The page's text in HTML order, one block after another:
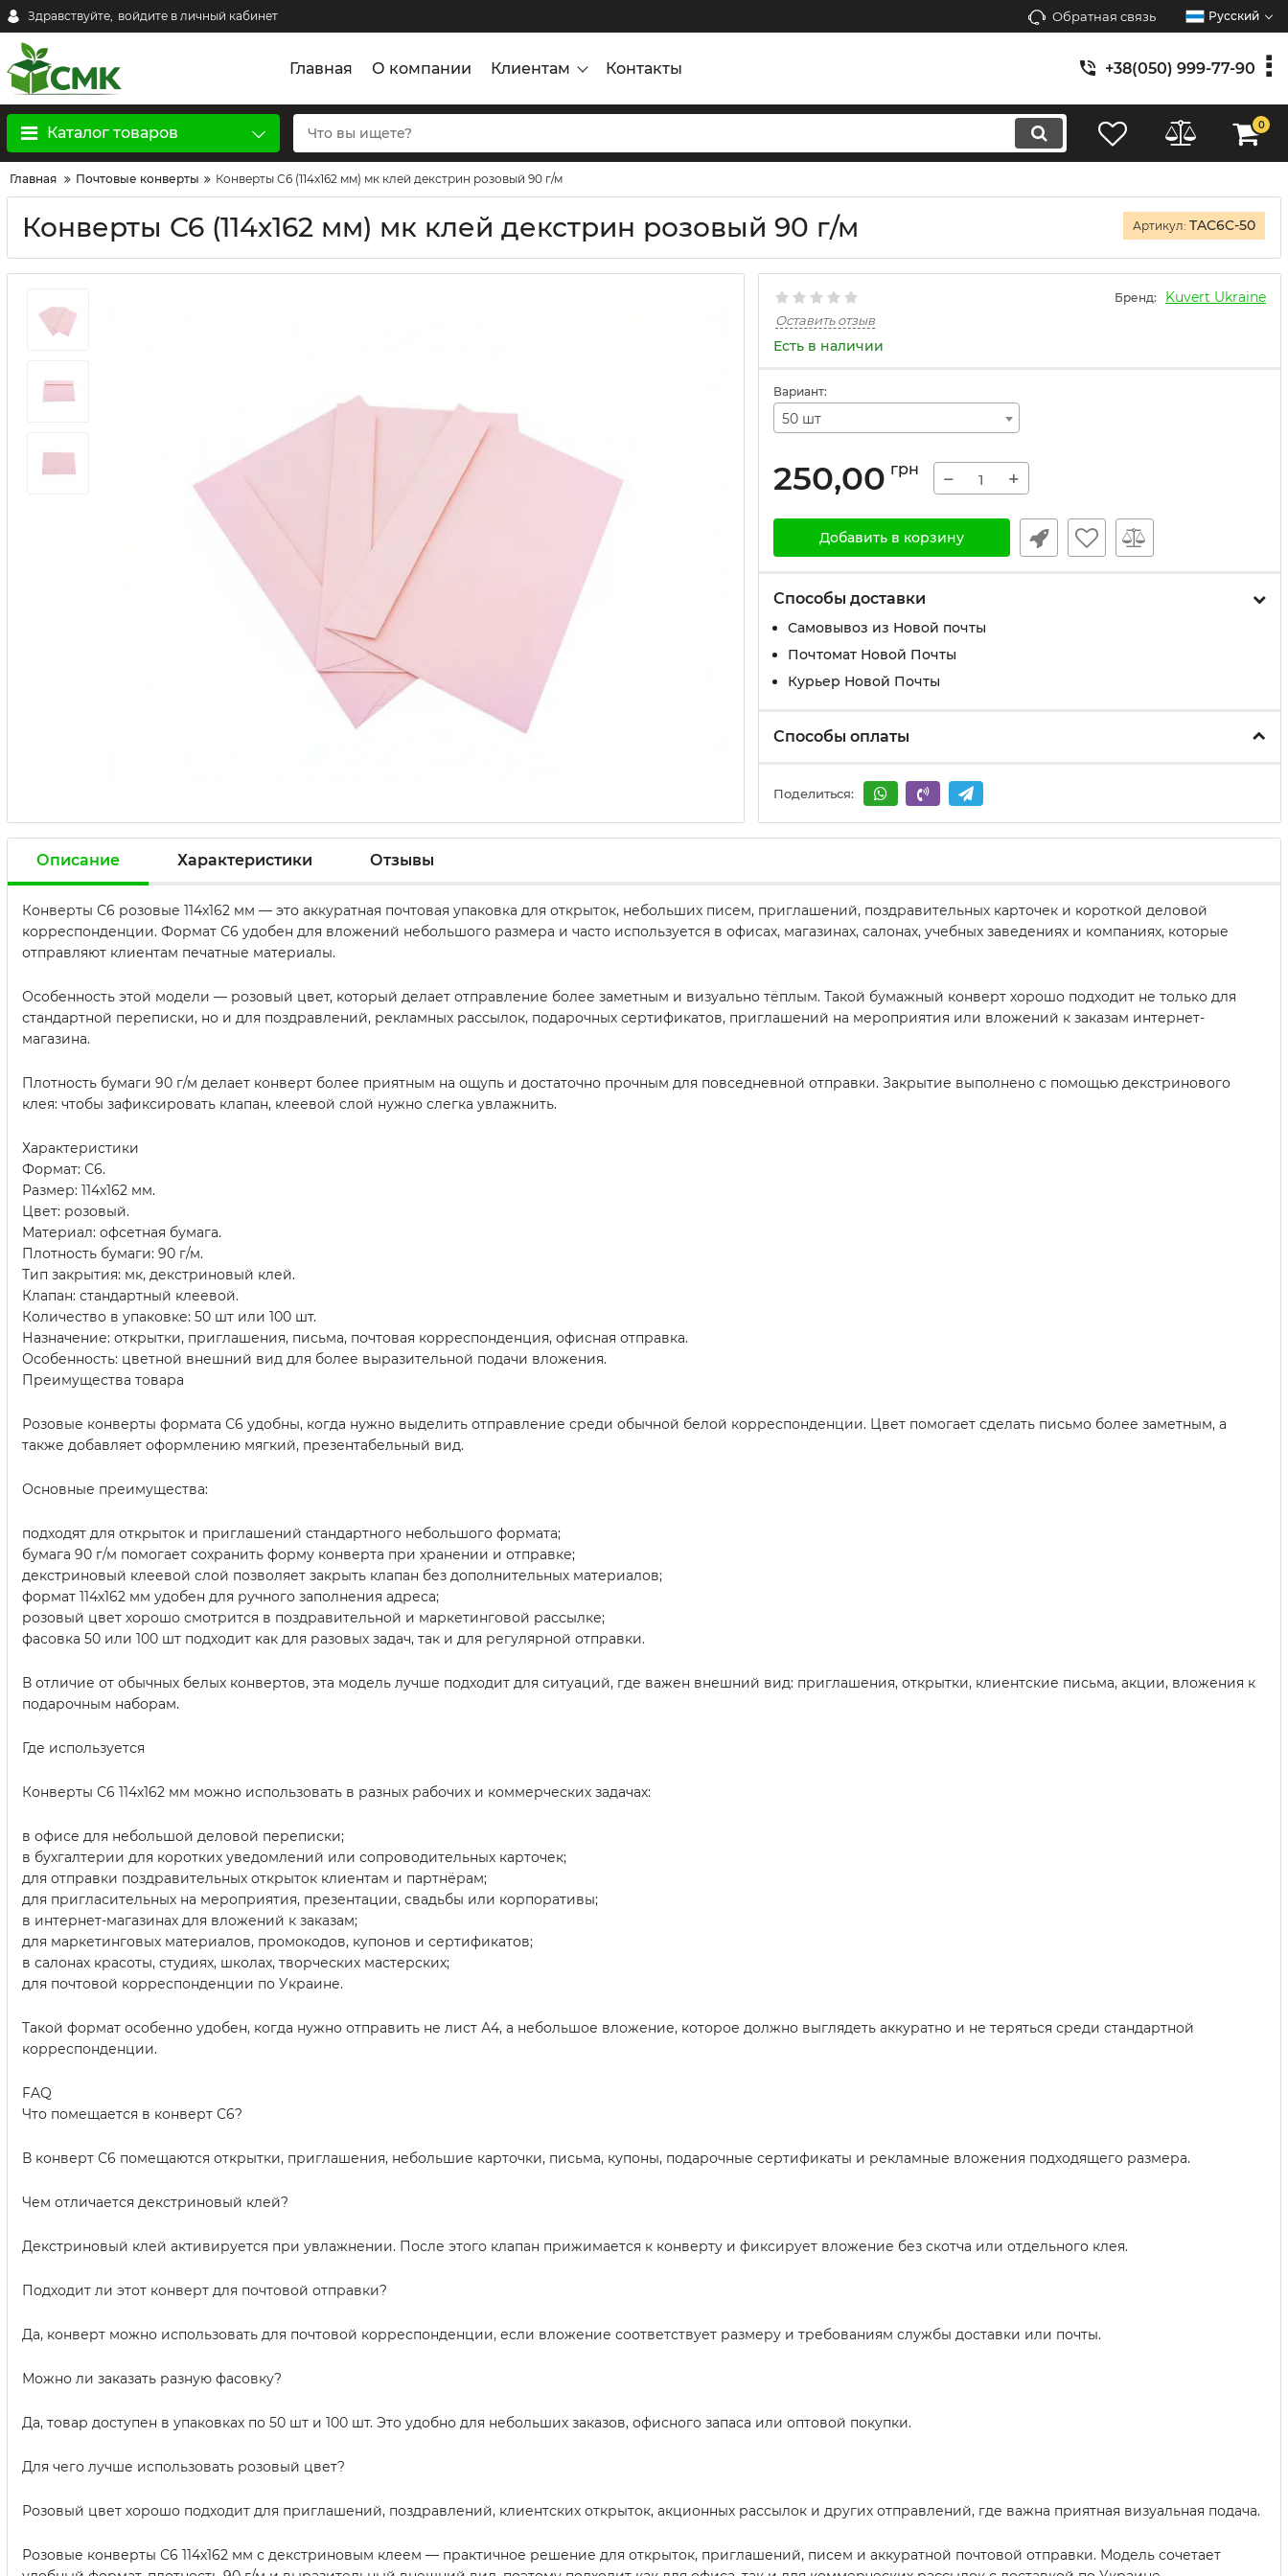
Здравствуйте, войдите в личный кабинет Обратная связь Русский
Главная О компании Клиентам Контакты +38(050) 999-77-90
Каталог товаров 0
Главная Почтовые конверты Конверты С6 (114х162 мм) мк клей декстрин розовый 90 г/м
Конверты С6 (114х162 мм) мк клей декстрин розовый 90 г/м Артикул: TAC6C-50
Бренд: Kuvert Ukraine
Оставить отзыв
Есть в наличии
Вариант:
50 шт
250,00 грн − +
Добавить в корзину
Способы доставки
Самовывоз из Новой почты
Почтомат Новой Почты
Курьер Новой Почты
Способы оплаты
Поделиться:
Описание Характеристики Отзывы
Конверты С6 розовые 114х162 мм — это аккуратная почтовая упаковка для открыток, небольших писем, приглашений, поздравительных карточек и короткой деловой
корреспонденции. Формат С6 удобен для вложений небольшого размера и часто используется в офисах, магазинах, салонах, учебных заведениях и компаниях, которые
отправляют клиентам печатные материалы.
Особенность этой модели — розовый цвет, который делает отправление более заметным и визуально тёплым. Такой бумажный конверт хорошо подходит не только для
стандартной переписки, но и для поздравлений, рекламных рассылок, подарочных сертификатов, приглашений на мероприятия или вложений к заказам интернет-
магазина.
Плотность бумаги 90 г/м делает конверт более приятным на ощупь и достаточно прочным для повседневной отправки. Закрытие выполнено с помощью декстринового
клея: чтобы зафиксировать клапан, клеевой слой нужно слегка увлажнить.
Характеристики
Формат: С6.
Размер: 114х162 мм.
Цвет: розовый.
Материал: офсетная бумага.
Плотность бумаги: 90 г/м.
Тип закрытия: мк, декстриновый клей.
Клапан: стандартный клеевой.
Количество в упаковке: 50 шт или 100 шт.
Назначение: открытки, приглашения, письма, почтовая корреспонденция, офисная отправка.
Особенность: цветной внешний вид для более выразительной подачи вложения.
Преимущества товара
Розовые конверты формата С6 удобны, когда нужно выделить отправление среди обычной белой корреспонденции. Цвет помогает сделать письмо более заметным, а
также добавляет оформлению мягкий, презентабельный вид.
Основные преимущества:
подходят для открыток и приглашений стандартного небольшого формата;
бумага 90 г/м помогает сохранить форму конверта при хранении и отправке;
декстриновый клеевой слой позволяет закрыть клапан без дополнительных материалов;
формат 114х162 мм удобен для ручного заполнения адреса;
розовый цвет хорошо смотрится в поздравительной и маркетинговой рассылке;
фасовка 50 или 100 шт подходит как для разовых задач, так и для регулярной отправки.
В отличие от обычных белых конвертов, эта модель лучше подходит для ситуаций, где важен внешний вид: приглашения, открытки, клиентские письма, акции, вложения к
подарочным наборам.
Где используется
Конверты С6 114х162 мм можно использовать в разных рабочих и коммерческих задачах:
в офисе для небольшой деловой переписки;
в бухгалтерии для коротких уведомлений или сопроводительных карточек;
для отправки поздравительных открыток клиентам и партнёрам;
для пригласительных на мероприятия, презентации, свадьбы или корпоративы;
в интернет-магазинах для вложений к заказам;
для маркетинговых материалов, промокодов, купонов и сертификатов;
в салонах красоты, студиях, школах, творческих мастерских;
для почтовой корреспонденции по Украине.
Такой формат особенно удобен, когда нужно отправить не лист А4, а небольшое вложение, которое должно выглядеть аккуратно и не теряться среди стандартной
корреспонденции.
FAQ
Что помещается в конверт С6?
В конверт С6 помещаются открытки, приглашения, небольшие карточки, письма, купоны, подарочные сертификаты и рекламные вложения подходящего размера.
Чем отличается декстриновый клей?
Декстриновый клей активируется при увлажнении. После этого клапан прижимается к конверту и фиксирует вложение без скотча или отдельного клея.
Подходит ли этот конверт для почтовой отправки?
Да, конверт можно использовать для почтовой корреспонденции, если вложение соответствует размеру и требованиям службы доставки или почты.
Можно ли заказать разную фасовку?
Да, товар доступен в упаковках по 50 шт и 100 шт. Это удобно для небольших заказов, офисного запаса или оптовой покупки.
Для чего лучше использовать розовый цвет?
Розовый цвет хорошо подходит для приглашений, поздравлений, клиентских открыток, акционных рассылок и других отправлений, где важна приятная визуальная подача.
Розовые конверты С6 114х162 мм с декстриновым клеем — практичное решение для открыток, приглашений, писем и аккуратной почтовой отправки. Модель сочетает